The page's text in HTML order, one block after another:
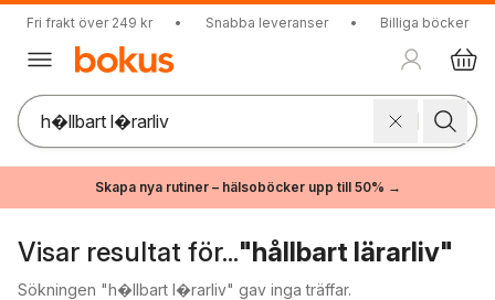
Fri frakt över 249 kr • Snabba leveranser • Billiga böcker
Skapa nya rutiner – hälsoböcker upp till 50% →
Visar resultat för..."hållbart lärarliv"
Sökningen "h�llbart l�rarliv" gav inga träffar.